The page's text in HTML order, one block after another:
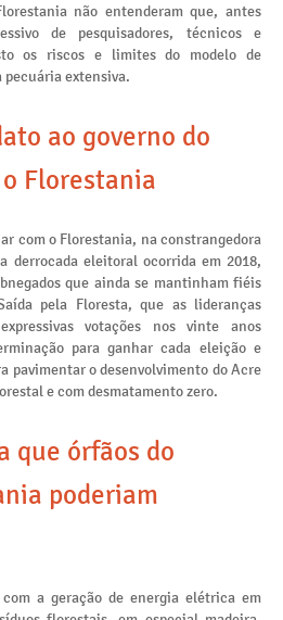
não entenderam que, antes
de pesquisadores, técnicos e
os riscos e limites do modelo de
pecuária extensiva.
ao governo do
Florestania
com o Florestania, na constrangedora
derrocada eleitoral ocorrida em 2018,
que ainda se mantinham fiéis
pela Floresta, que as lideranças
votações nos vinte anos
para ganhar cada eleição e
pavimentar o desenvolvimento do Acre
e com desmatamento zero.
que órfãos do
poderiam
a geração de energia elétrica em